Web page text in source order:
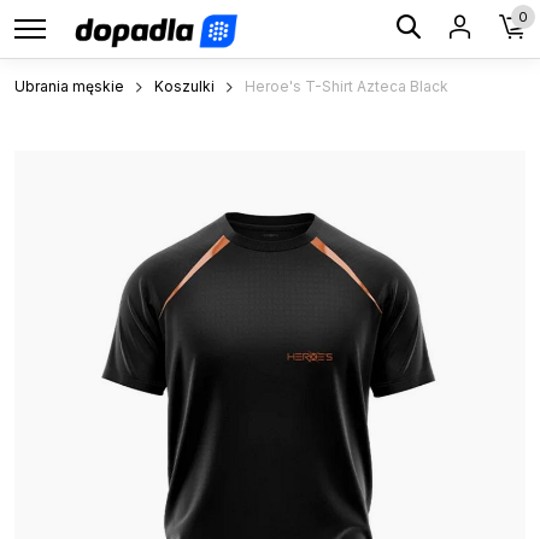
0
Ubrania męskie Koszulki Heroe's T-Shirt Azteca Black